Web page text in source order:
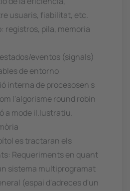
usuaris, fiabilitat, etc.
registros, pila, memoria
eventos (signals)
de entorno
interna de procesosen s
l'algorisme round robin
a mode il.lustratiu.
es tractaran els
Requeriments en quant
sistema multiprogramat
(espai d'adreces d'un